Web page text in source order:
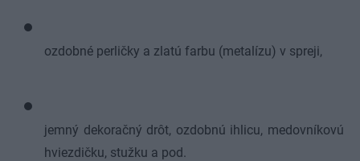
ozdobné perličky a zlatú farbu (metalízu) v spreji,
jemný dekoračný drôt, ozdobnú ihlicu, medovníkovú
hviezdičku, stužku a pod.